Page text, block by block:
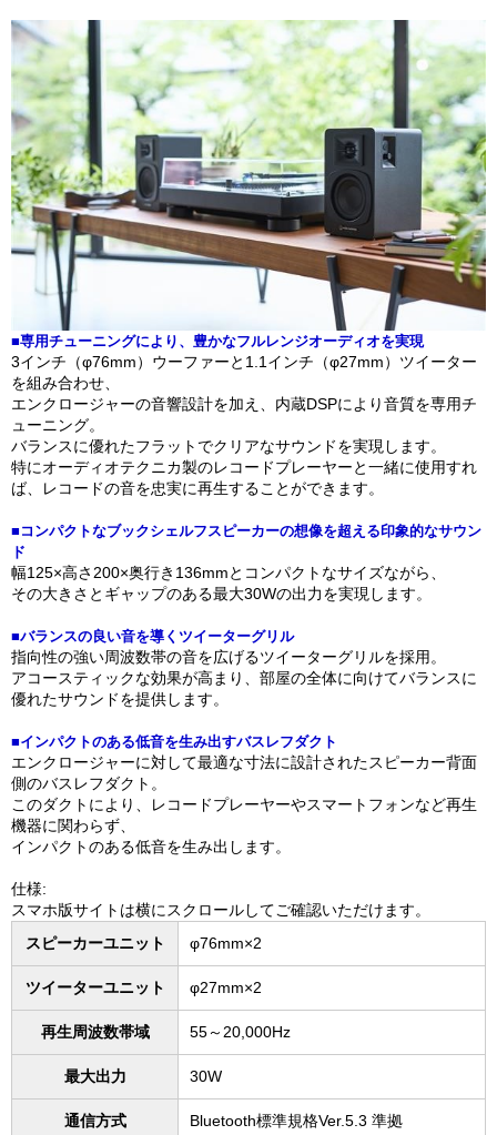
■専⽤チューニングにより、豊かなフルレンジオーディオを実現
3インチ（φ76mm）ウーファーと1.1インチ（φ27mm）ツイーター
を組み合わせ、
エンクロージャーの⾳響設計を加え、内蔵DSPにより⾳質を専⽤チ
ューニング。
バランスに優れたフラットでクリアなサウンドを実現します。
特にオーディオテクニカ製のレコードプレーヤーと⼀緒に使⽤すれ
ば、レコードの⾳を忠実に再⽣することができます。
■コンパクトなブックシェルフスピーカーの想像を超える印象的なサウン
ド
幅125×⾼さ200×奥⾏き136mmとコンパクトなサイズながら、
その⼤きさとギャップのある最⼤30Wの出⼒を実現します。
■バランスの良い音を導くツイーターグリル
指向性の強い周波数帯の⾳を広げるツイーターグリルを採⽤。
アコースティックな効果が⾼まり、部屋の全体に向けてバランスに
優れたサウンドを提供します。
■インパクトのある低音を生み出すバスレフダクト
エンクロージャーに対して最適な⼨法に設計されたスピーカー背⾯
側のバスレフダクト。
このダクトにより、レコードプレーヤーやスマートフォンなど再⽣
機器に関わらず、
インパクトのある低⾳を⽣み出します。
仕様:
スマホ版サイトは横にスクロールしてご確認いただけます。
スピーカーユニット
φ76mm×2
ツイーターユニット φ27mm×2
再⽣周波数帯域 55～20,000Hz
最⼤出⼒ 30W
通信⽅式 Bluetooth標準規格Ver.5.3 準拠